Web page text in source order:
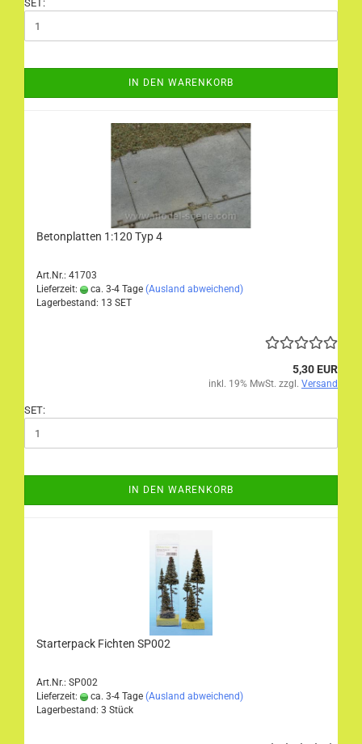
SET:
IN DEN WARENKORB
Betonplatten 1:120 Typ 4
Art.Nr.: 41703
Lieferzeit:
ca. 3-4 Tage (Ausland abweichend)
Lagerbestand: 13 SET
5,30 EUR
inkl. 19% MwSt. zzgl. Versand
SET:
IN DEN WARENKORB
Starterpack Fichten SP002
Art.Nr.: SP002
Lieferzeit:
ca. 3-4 Tage (Ausland abweichend)
Lagerbestand: 3 Stück